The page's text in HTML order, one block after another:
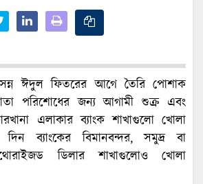
ঈদুল ফিতরের আগে তৈরি পোশাক
পরিশোধের জন্য আগামী শুক্র এবং
এলাকার ব্যাংক শাখাগুলো খোলা
ব্যাংকের বিমানবন্দর, সমুদ্র বা
ডিলার শাখাগুলোও খোলা